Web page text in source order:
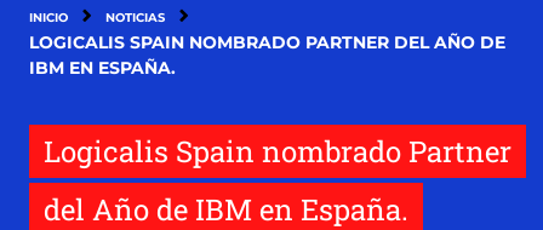
INICIO NOTICIAS
LOGICALIS SPAIN NOMBRADO PARTNER DEL AÑO DE
IBM EN ESPAÑA.
Logicalis Spain nombrado Partner
del Año de IBM en España.